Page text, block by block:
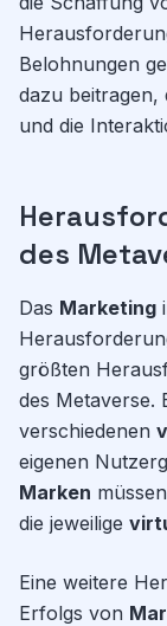
Belohnungen
dazu beitragen,
und die
des
Das Marketing
größten
des Metaverse.
verschiedenen
eigenen
Marken
die jeweilige
Eine weitere
Erfolgs von